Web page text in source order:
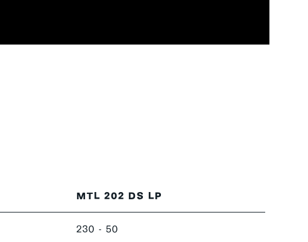
MTL 202 DS LP
230 - 50